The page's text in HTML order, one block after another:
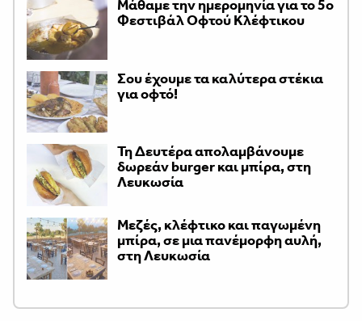
Μάθαμε την ημερομηνία για το 5ο
Φεστιβάλ Οφτού Κλέφτικου
Σου έχουμε τα καλύτερα στέκια
για οφτό!
Τη Δευτέρα απολαμβάνουμε
δωρεάν burger και μπίρα, στη
Λευκωσία
Μεζές, κλέφτικο και παγωμένη
μπίρα, σε μια πανέμορφη αυλή,
στη Λευκωσία